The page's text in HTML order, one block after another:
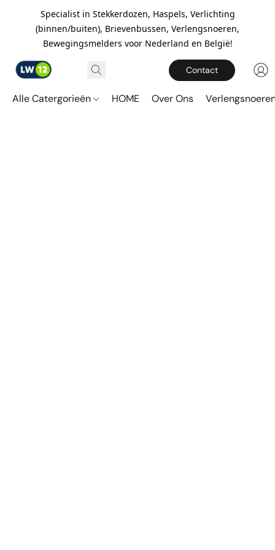
Specialist in Stekkerdozen, Haspels, Verlichting
(binnen/buiten), Brievenbussen, Verlengsnoeren,
Bewegingsmelders voor Nederland en België!
Contact
Alle Catergorieën HOME Over Ons